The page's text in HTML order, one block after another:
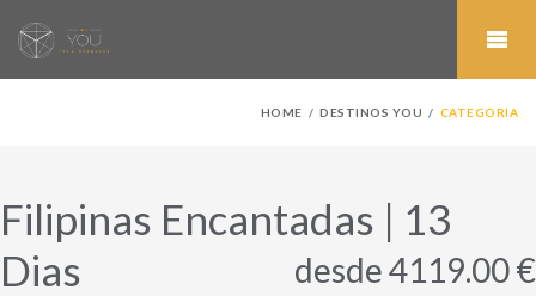
HOME DESTINOS YOU CATEGORIA
Filipinas Encantadas | 13
Dias
desde 4119.00 €